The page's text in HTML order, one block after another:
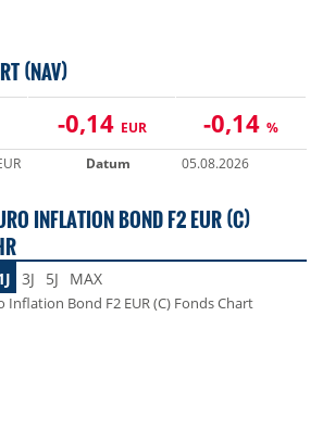
(NAV)
-0,14 EUR -0,14 %
Datum 05.08.2026
INFLATION BOND F2 EUR (C)
3J 5J MAX